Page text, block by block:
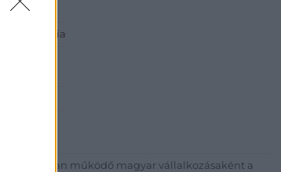
és Galéria
23-33.
működő magyar vállalkozásaként a